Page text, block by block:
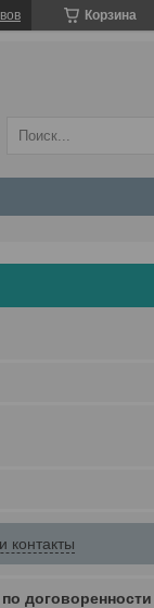
Корзина
контакты
по договоренности